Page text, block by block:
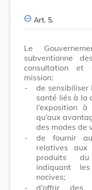
Art. 5.
Le
subventionne
consultation et
mission:
-
de sensibiliser
santé liés à la
l’exposition
qu’aux
des modes de
-
de fournir
relatives aux
produits du
indiquant
nocives;
-
d’offrir des